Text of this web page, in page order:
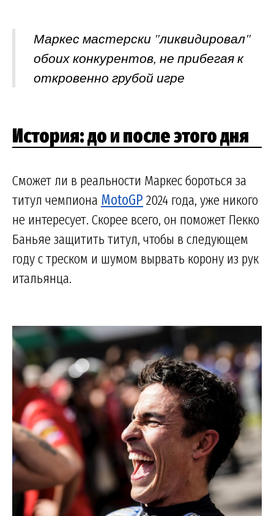
Маркес мастерски "ликвидировал"
обоих конкурентов, не прибегая к
откровенно грубой игре
История: до и после этого дня
Сможет ли в реальности Маркес бороться за
титул чемпиона MotoGP 2024 года, уже никого
не интересует. Скорее всего, он поможет Пекко
Баньяе защитить титул, чтобы в следующем
году с треском и шумом вырвать корону из рук
итальянца.